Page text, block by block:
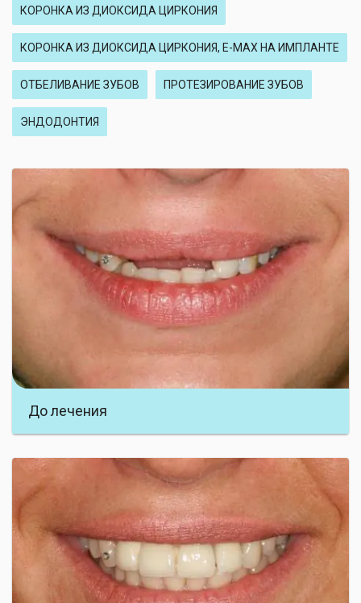
КОРОНКА ИЗ ДИОКСИДА ЦИРКОНИЯ
КОРОНКА ИЗ ДИОКСИДА ЦИРКОНИЯ, E-MAX НА ИМПЛАНТЕ
ОТБЕЛИВАНИЕ ЗУБОВ ПРОТЕЗИРОВАНИЕ ЗУБОВ
ЭНДОДОНТИЯ
До лечения
Пациентка обратилась с жалобами на травму
передних зубов, во время которой были удалены
По окончании срока приживления были